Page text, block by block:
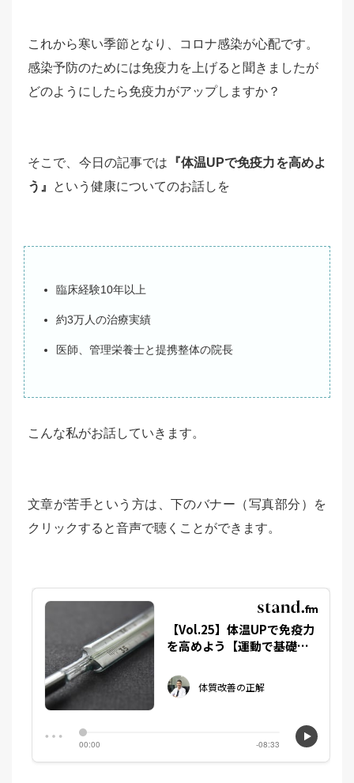
これから寒い季節となり、コロナ感染が心配です。
感染予防のためには免疫力を上げると聞きましたが
どのようにしたら免疫力がアップしますか？
そこで、今日の記事では 『体温UPで免疫力を高めよ
う』
という健康についてのお話しを
臨床経験10年以上
約3万人の治療実績
医師、管理栄養士と提携整体の院長
こんな私がお話していきます。
文章が苦手という方は、下のバナー（写真部分）を
クリックすると音声で聴くことができます。